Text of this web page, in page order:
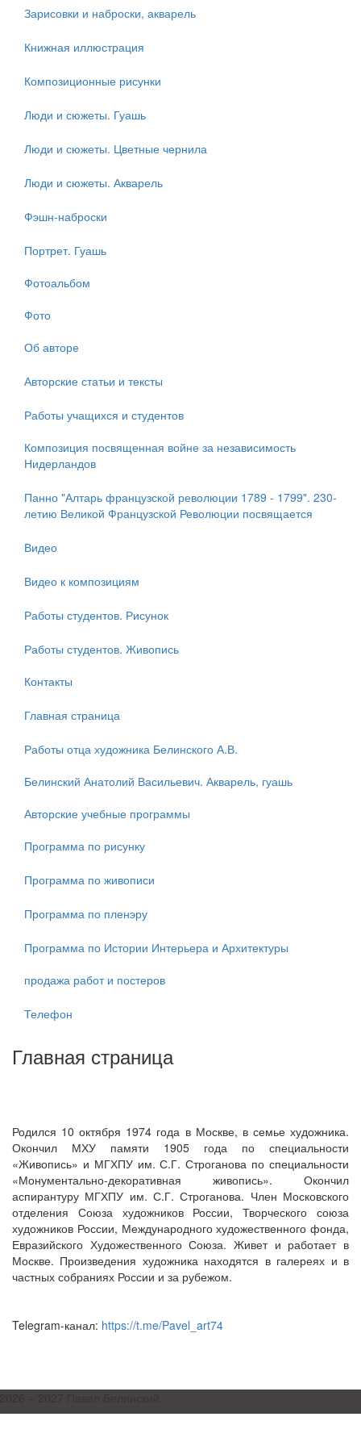
Зарисовки и наброски, акварель
Книжная иллюстрация
Композиционные рисунки
Люди и сюжеты. Гуашь
Люди и сюжеты. Цветные чернила
Люди и сюжеты. Акварель
Фэшн-наброски
Портрет. Гуашь
Фотоальбом
Фото
Об авторе
Авторские статьи и тексты
Работы учащихся и студентов
Композиция посвященная войне за независимость
Нидерландов
Панно "Алтарь французской революции 1789 - 1799". 230-
летию Великой Французской Революции посвящается
Видео
Видео к композициям
Работы студентов. Рисунок
Работы студентов. Живопись
Контакты
Главная страница
Работы отца художника Белинского А.В.
Белинский Анатолий Васильевич. Акварель, гуашь
Авторские учебные программы
Программа по рисунку
Программа по живописи
Программа по пленэру
Программа по Истории Интерьера и Архитектуры
продажа работ и постеров
Телефон
Главная страница
Родился 10 октября 1974 года в Москве, в семье художника.
Окончил МХУ памяти 1905 года по специальности
«Живопись» и МГХПУ им. С.Г. Строганова по специальности
«Монументально-декоративная живопись». Окончил
аспирантуру МГХПУ им. С.Г. Строганова. Член Московского
отделения Союза художников России, Творческого союза
художников России, Международного художественного фонда,
Евразийского Художественного Союза. Живет и работает в
Москве. Произведения художника находятся в галереях и в
частных собраниях России и за рубежом.
Telegram-канал: https://t.me/Pavel_art74